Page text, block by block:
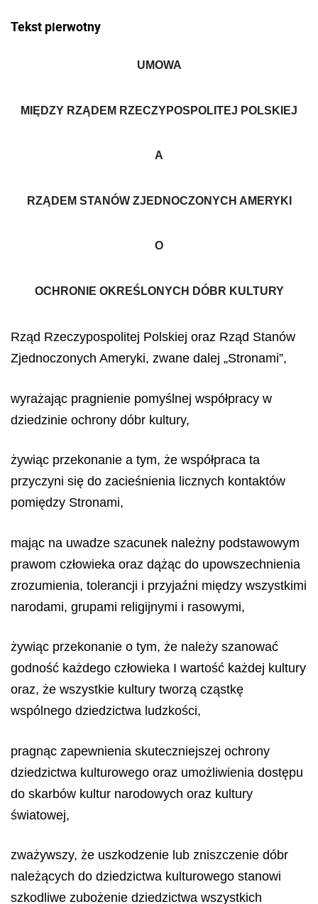
Tekst pierwotny
UMOWA
MIĘDZY RZĄDEM RZECZYPOSPOLITEJ POLSKIEJ
A
RZĄDEM STANÓW ZJEDNOCZONYCH AMERYKI
O
OCHRONIE OKREŚLONYCH DÓBR KULTURY
Rząd Rzeczypospolitej Polskiej oraz Rząd Stanów
Zjednoczonych Ameryki, zwane dalej „Stronami”,
wyrażając pragnienie pomyślnej współpracy w
dziedzinie ochrony dóbr kultury,
żywiąc przekonanie a tym, że współpraca ta
przyczyni się do zacieśnienia licznych kontaktów
pomiędzy Stronami,
mając na uwadze szacunek należny podstawowym
prawom człowieka oraz dążąc do upowszechnienia
zrozumienia, tolerancji i przyjaźni między wszystkimi
narodami, grupami religijnymi i rasowymi,
żywiąc przekonanie o tym, że należy szanować
godność każdego człowieka I wartość każdej kultury
oraz, że wszystkie kultury tworzą cząstkę
wspólnego dziedzictwa ludzkości,
pragnąc zapewnienia skuteczniejszej ochrony
dziedzictwa kulturowego oraz umożliwienia dostępu
do skarbów kultur narodowych oraz kultury
światowej,
zważywszy, że uszkodzenie lub zniszczenie dóbr
należących do dziedzictwa kulturowego stanowi
szkodliwe zubożenie dziedzictwa wszystkich